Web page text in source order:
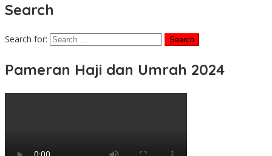
Search
Search for:
Pameran Haji dan Umrah 2024